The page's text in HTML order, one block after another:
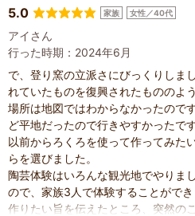
5.0 家族 女性／40代
アイさん
行った時期：2024年6月
で、登り窯の立派さにびっくりしま
れていたものを復興されたもののよ
場所は地図ではわからなかったので
ど平地だったので行きやすかったです
以前からろくろを使って作ってみた
らを選びました。
陶芸体験はいろんな観光地でやりま
ので、家族3人で体験することがで
作りたい旨を伝えたところ、突然の